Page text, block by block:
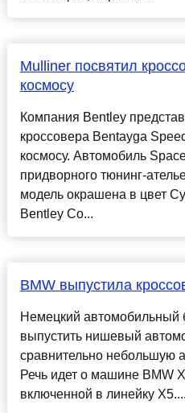
Mulliner посвятил
космосу
Компания Bentley
кроссовера Bentayga
космосу. Автомобиль
придворного тюнинг-
модель окрашена в цвет
Bentley Co...
BMW выпустила
Немецкий автомобильный
выпустить нишевый
сравнительно небольшую
Речь идет о машине BMW
включенной в линейку